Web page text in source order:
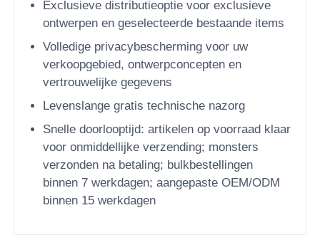
Exclusieve distributieoptie voor exclusieve
ontwerpen en geselecteerde bestaande items
Volledige privacybescherming voor uw
verkoopgebied, ontwerpconcepten en
vertrouwelijke gegevens
Levenslange gratis technische nazorg
Snelle doorlooptijd: artikelen op voorraad klaar
voor onmiddellijke verzending; monsters
verzonden na betaling; bulkbestellingen
binnen 7 werkdagen; aangepaste OEM/ODM
binnen 15 werkdagen